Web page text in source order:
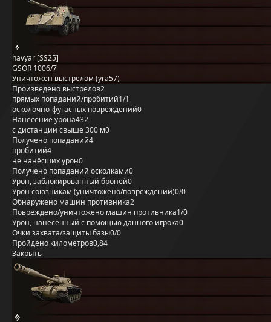
havyar [SS25]
GSOR 1006/7
Уничтожен выстрелом (yra57)
Произведено выстрелов2
прямых попаданий/пробитий1/1
осколочно-фугасных повреждений0
Нанесение урона432
с дистанции свыше 300 м0
Получено попаданий4
пробитий4
не нанёсших урон0
Получено попаданий осколками0
Урон, заблокированный бронёй0
Урон союзникам (уничтожено/повреждений)0/0
Обнаружено машин противника2
Повреждено/уничтожено машин противника1/0
Урон, нанесённый с помощью данного игрока0
Очки захвата/защиты базы0/0
Пройдено километров0,84
Закрыть